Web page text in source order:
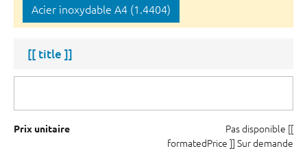
Acier inoxydable A4 (1.4404)
[[ title ]]
Prix unitaire Pas disponible [[
formatedPrice ]] Sur demande